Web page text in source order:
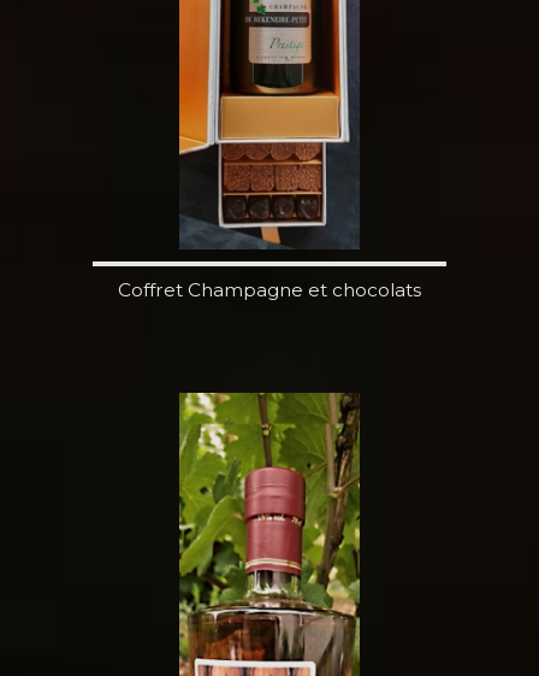
Coffret Champagne et chocolats